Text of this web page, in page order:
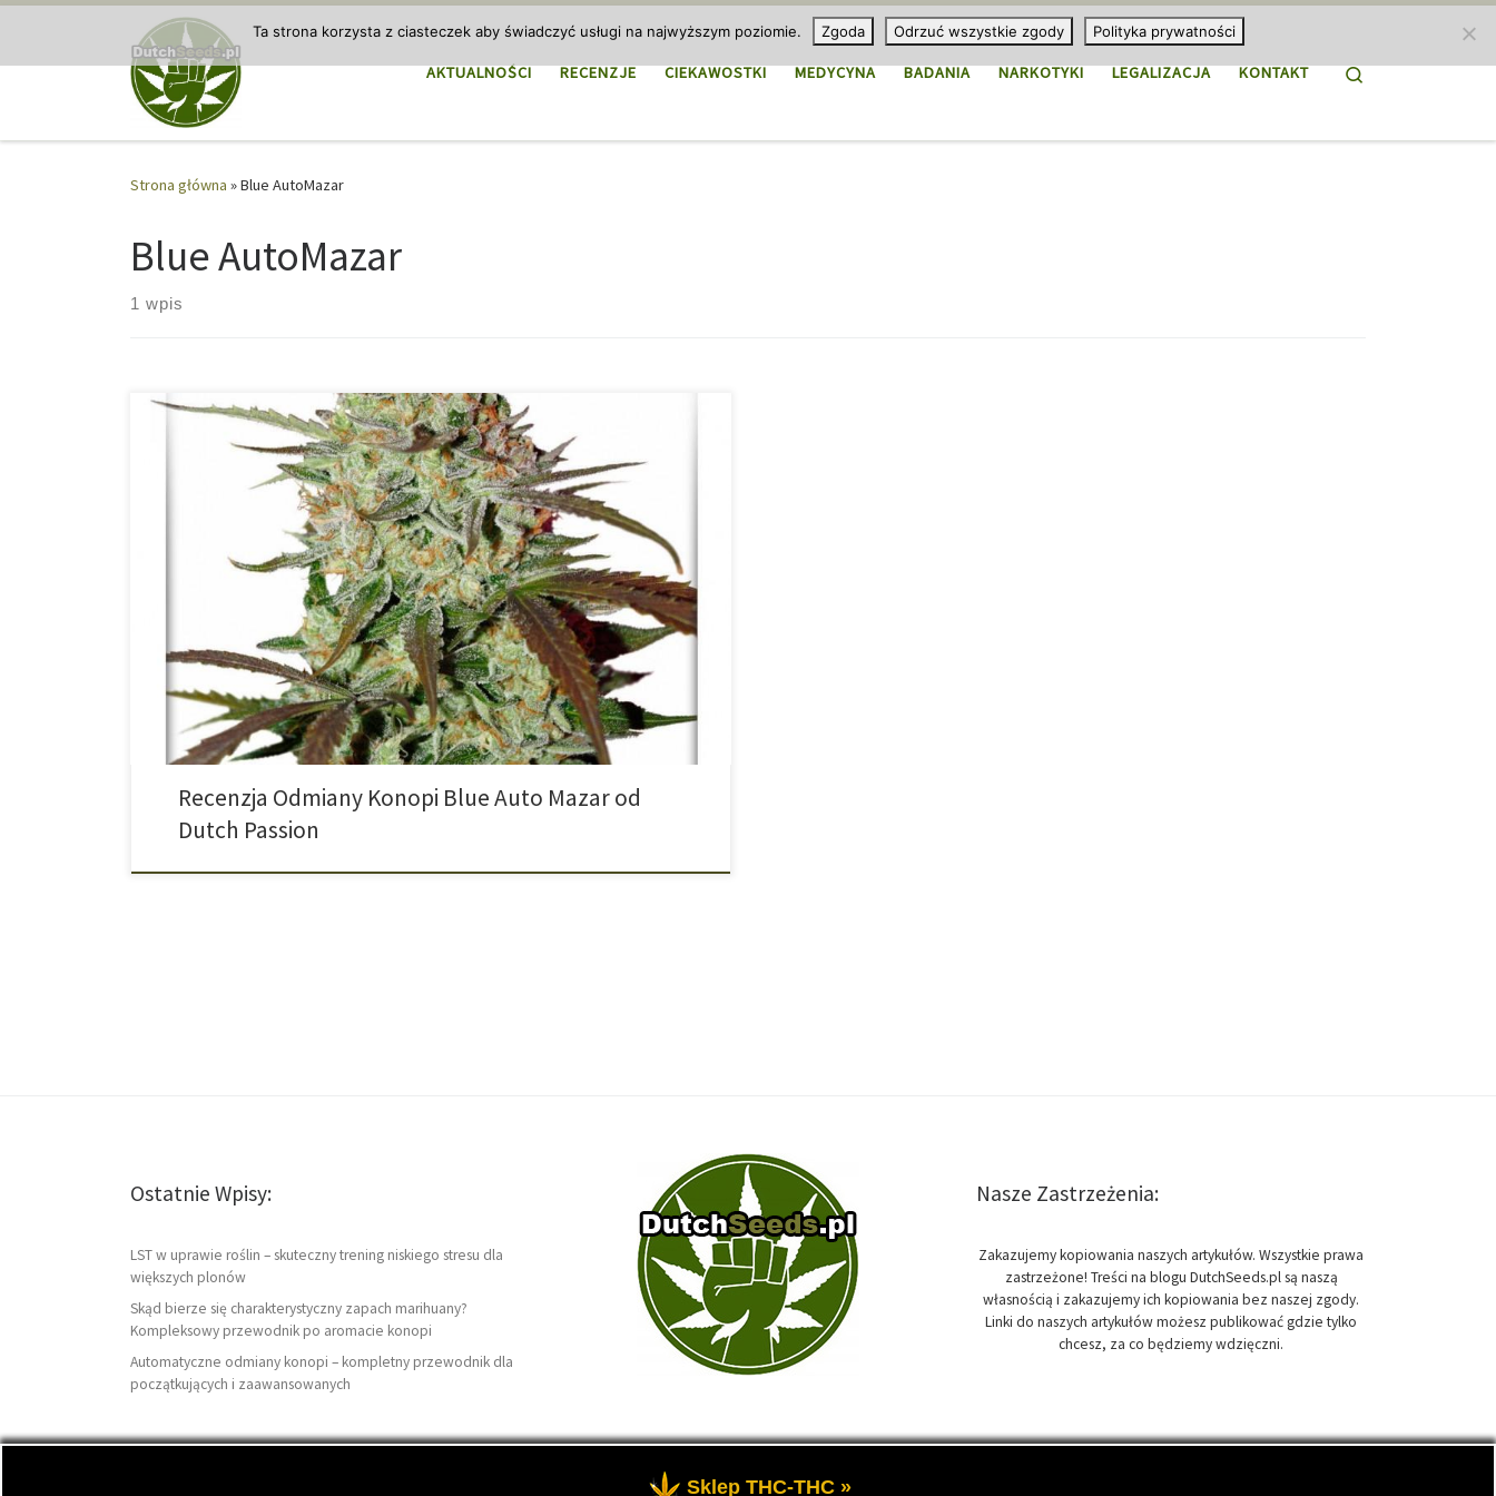
Przejdź do treści
AKTUALNOŚCI RECENZJE CIEKAWOSTKI MEDYCYNA BADANIA NARKOTYKI LEGALIZACJA KONTAKT Search
Strona główna »Blue AutoMazar
Blue AutoMazar
1 wpis
Jak sama nazwa wskazuje Blue Auto Mazar od producenta nasion konopi Dutch Passion
jest połączeniem odmiany z rodziny Blue a dokładnie jest to Auto Blueberry oraz co już
jest bardziej jasne Auto Mazara, którego recenzję mamy już na naszym blogu. Finalny
Blue AutoMazar jest odmianą konopi w pełni auto kwitnącą, […]
Recenzja Odmiany Konopi Blue Auto Mazar od
Dutch Passion
Ostatnie Wpisy:
LST w uprawie roślin – skuteczny trening niskiego stresu dla
większych plonów
Skąd bierze się charakterystyczny zapach marihuany?
Kompleksowy przewodnik po aromacie konopi
Automatyczne odmiany konopi – kompletny przewodnik dla
początkujących i zaawansowanych
Nasze Zastrzeżenia:
Zakazujemy kopiowania naszych artykułów. Wszystkie prawa
zastrzeżone! Treści na blogu DutchSeeds.pl są naszą
własnością i zakazujemy ich kopiowania bez naszej zgody.
Linki do naszych artykułów możesz publikować gdzie tylko
chcesz, za co będziemy wdzięczni.
Ta strona korzysta z ciasteczek aby świadczyć usługi na najwyższym poziomie. Zgoda Odrzuć wszystkie zgody Polityka prywatności
Sklep THC-THC »